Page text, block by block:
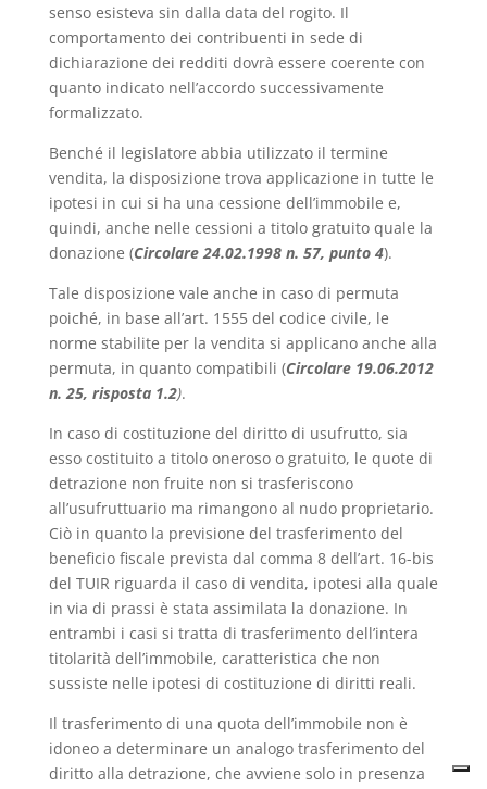
senso esisteva sin dalla data del rogito. Il
comportamento dei contribuenti in sede di
dichiarazione dei redditi dovrà essere coerente con
quanto indicato nell’accordo successivamente
formalizzato.
Benché il legislatore abbia utilizzato il termine
vendita, la disposizione trova applicazione in tutte le
ipotesi in cui si ha una cessione dell’immobile e,
quindi, anche nelle cessioni a titolo gratuito quale la
donazione (Circolare 24.02.1998 n. 57, punto 4).
Tale disposizione vale anche in caso di permuta
poiché, in base all’art. 1555 del codice civile, le
norme stabilite per la vendita si applicano anche alla
permuta, in quanto compatibili (Circolare 19.06.2012
n. 25, risposta 1.2).
In caso di costituzione del diritto di usufrutto, sia
esso costituito a titolo oneroso o gratuito, le quote di
detrazione non fruite non si trasferiscono
all’usufruttuario ma rimangono al nudo proprietario.
Ciò in quanto la previsione del trasferimento del
beneficio fiscale prevista dal comma 8 dell’art. 16-bis
del TUIR riguarda il caso di vendita, ipotesi alla quale
in via di prassi è stata assimilata la donazione. In
entrambi i casi si tratta di trasferimento dell’intera
titolarità dell’immobile, caratteristica che non
sussiste nelle ipotesi di costituzione di diritti reali.
Il trasferimento di una quota dell’immobile non è
idoneo a determinare un analogo trasferimento del
diritto alla detrazione, che avviene solo in presenza